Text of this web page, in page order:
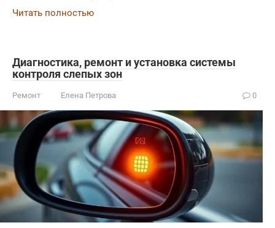
Читать полностью
Диагностика, ремонт и установка системы
контроля слепых зон
Ремонт Елена Петрова 0